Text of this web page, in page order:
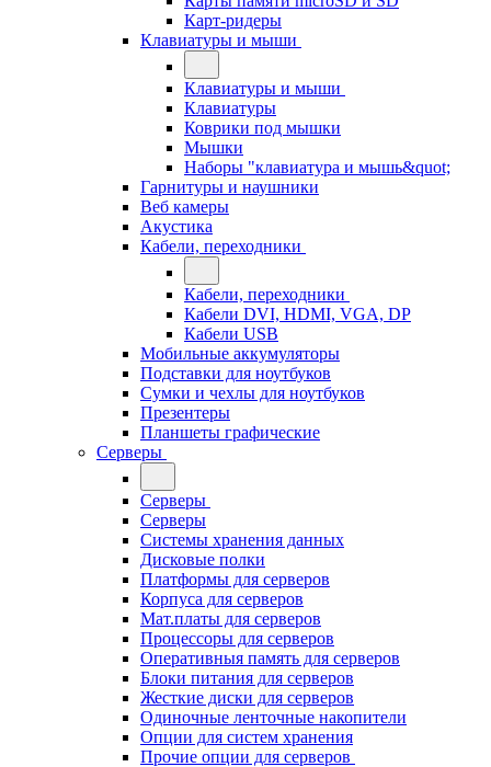
Карт-ридеры
Клавиатуры и мыши
Клавиатуры и мыши
Клавиатуры
Коврики под мышки
Мышки
Наборы "клавиатура и мышь&quot;
Гарнитуры и наушники
Веб камеры
Акустика
Кабели, переходники
Кабели, переходники
Кабели DVI, HDMI, VGA, DP
Кабели USB
Мобильные аккумуляторы
Подставки для ноутбуков
Сумки и чехлы для ноутбуков
Презентеры
Планшеты графические
Серверы
Серверы
Серверы
Системы хранения данных
Дисковые полки
Платформы для серверов
Корпуса для серверов
Мат.платы для серверов
Процессоры для серверов
Оперативныя память для серверов
Блоки питания для серверов
Жесткие диски для серверов
Одиночные ленточные накопители
Опции для систем хранения
Прочие опции для серверов